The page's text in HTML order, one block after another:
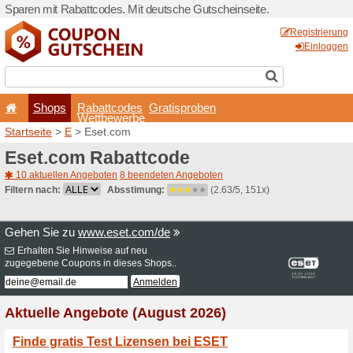
Sparen mit Rabattcodes.
Shops
Startseite >E > Eset.com